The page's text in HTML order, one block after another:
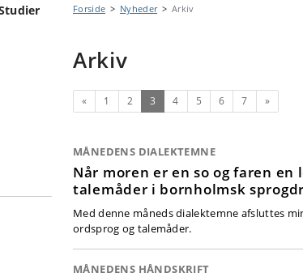
Forside Nyheder Arkiv
Arkiv
Forrige
« 1 2 3 (nuværende)
4 5 6 7 Næste
»
MÅNEDENS DIALEKTEMNE
Når moren er en so og faren en
talemåder i bornholmsk
Med denne måneds dialektemne afsluttes
ordsprog og talemåder.
MÅNEDENS HÅNDSKRIFT